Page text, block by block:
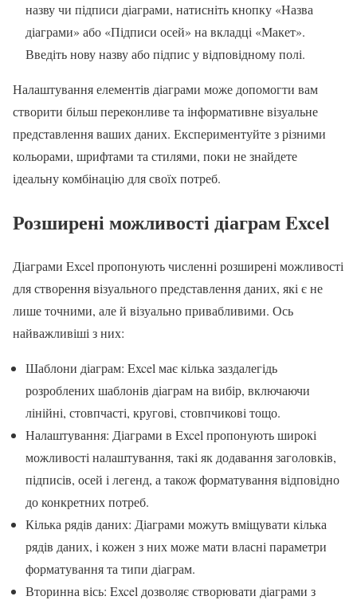
назву чи підписи діаграми, натисніть кнопку «Назва
діаграми» або «Підписи осей» на вкладці «Макет».
Введіть нову назву або підпис у відповідному полі.
Налаштування елементів діаграми може допомогти вам
створити більш переконливе та інформативне візуальне
представлення ваших даних. Експериментуйте з різними
кольорами, шрифтами та стилями, поки не знайдете
ідеальну комбінацію для своїх потреб.
Розширені можливості діаграм Excel
Діаграми Excel пропонують численні розширені можливості
для створення візуального представлення даних, які є не
лише точними, але й візуально привабливими. Ось
найважливіші з них:
Шаблони діаграм: Excel має кілька заздалегідь
розроблених шаблонів діаграм на вибір, включаючи
лінійні, стовпчасті, кругові, стовпчикові тощо.
Налаштування: Діаграми в Excel пропонують широкі
можливості налаштування, такі як додавання заголовків,
підписів, осей і легенд, а також форматування відповідно
до конкретних потреб.
Кілька рядів даних: Діаграми можуть вміщувати кілька
рядів даних, і кожен з них може мати власні параметри
форматування та типи діаграм.
Вторинна вісь: Excel дозволяє створювати діаграми з